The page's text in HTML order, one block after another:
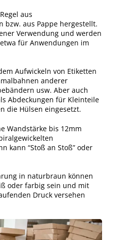
aus
aus Pappe hergestellt.
Verwendung und werden
für Anwendungen im
Aufwickeln von Etiketten
anderer
usw. Aber auch
Abdeckungen für Kleinteile
die Hülsen eingesetzt.
Wandstärke bis 12mm
kann “Stoß an Stoß” oder
in naturbraun können
oder farbig sein und mit
Druck versehen